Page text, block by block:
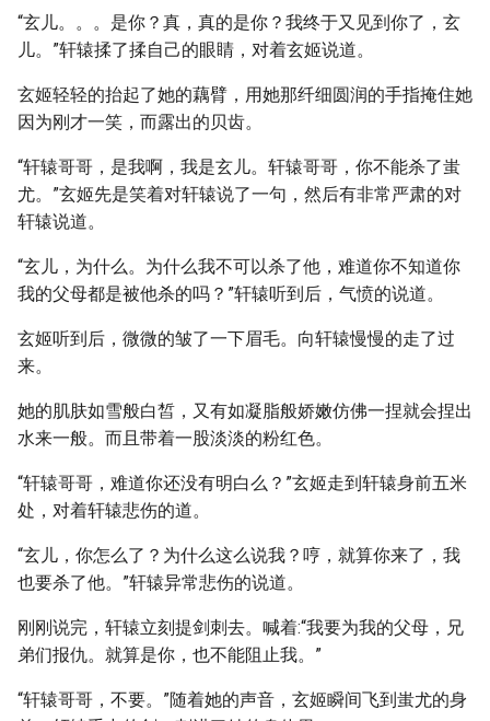
“玄儿。。。是你？真，真的是你？我终于又见到你了，玄
儿。”轩辕揉了揉自己的眼睛，对着玄姬说道。
玄姬轻轻的抬起了她的藕臂，用她那纤细圆润的手指掩住她
因为刚才一笑，而露出的贝齿。
“轩辕哥哥，是我啊，我是玄儿。轩辕哥哥，你不能杀了蚩
尤。”玄姬先是笑着对轩辕说了一句，然后有非常严肃的对
轩辕说道。
“玄儿，为什么。为什么我不可以杀了他，难道你不知道你
我的父母都是被他杀的吗？”轩辕听到后，气愤的说道。
玄姬听到后，微微的皱了一下眉毛。向轩辕慢慢的走了过
来。
她的肌肤如雪般白皙，又有如凝脂般娇嫩仿佛一捏就会捏出
水来一般。而且带着一股淡淡的粉红色。
“轩辕哥哥，难道你还没有明白么？”玄姬走到轩辕身前五米
处，对着轩辕悲伤的道。
“玄儿，你怎么了？为什么这么说我？哼，就算你来了，我
也要杀了他。”轩辕异常悲伤的说道。
刚刚说完，轩辕立刻提剑刺去。喊着:“我要为我的父母，兄
弟们报仇。就算是你，也不能阻止我。”
“轩辕哥哥，不要。”随着她的声音，玄姬瞬间飞到蚩尤的身